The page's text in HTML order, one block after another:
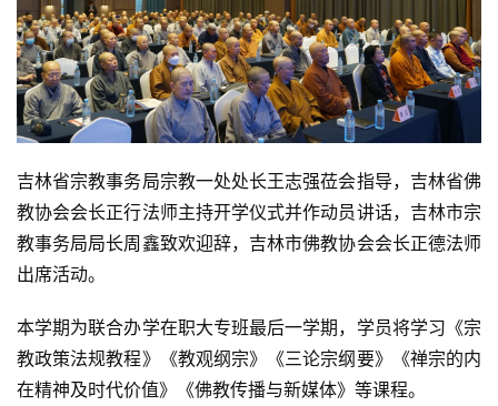
资
讯
八
点
僧
音
吉林省宗教事务局宗教一处处长王志强莅会指导，吉林省佛
教协会会长正行法师主持开学仪式并作动员讲话，吉林市宗
教事务局局长周鑫致欢迎辞，吉林市佛教协会会长正德法师
出席活动。
本学期为联合办学在职大专班最后一学期，学员将学习《宗
教政策法规教程》《教观纲宗》《三论宗纲要》《禅宗的内
在精神及时代价值》《佛教传播与新媒体》等课程。